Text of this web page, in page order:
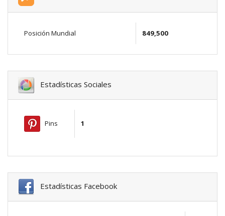
Posición Mundial 849,500
Estadísticas Sociales
Pins 1
Estadísticas Facebook